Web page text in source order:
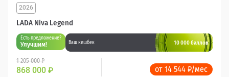
LADA Niva Legend
2026
Есть предложение?
Улучшим! Ваш кешбек 10 000 баллов
1 205 000 ₽
868 000 ₽ от 14 544 ₽/мес